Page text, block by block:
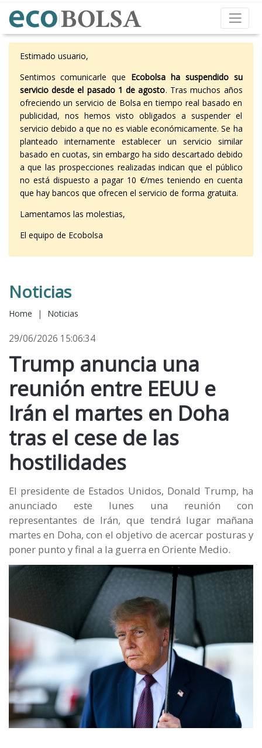
Estimado usuario,
Sentimos comunicarle que Ecobolsa ha suspendido su
servicio desde el pasado 1 de agosto. Tras muchos años
ofreciendo un servicio de Bolsa en tiempo real basado en
publicidad, nos hemos visto obligados a suspender el
servicio debido a que no es viable económicamente. Se ha
planteado internamente establecer un servicio similar
basado en cuotas, sin embargo ha sido descartado debido
a que las prospecciones realizadas indican que el público
no está dispuesto a pagar 10 €/mes teniendo en cuenta
que hay bancos que ofrecen el servicio de forma gratuita.
Lamentamos las molestias,
El equipo de Ecobolsa
Noticias
Home | Noticias
29/06/2026 15:06:34
Trump anuncia una
reunión entre EEUU e
Irán el martes en Doha
tras el cese de las
hostilidades
El presidente de Estados Unidos, Donald Trump, ha
anunciado este lunes una reunión con
representantes de Irán, que tendrá lugar mañana
martes en Doha, con el objetivo de acercar posturas y
poner punto y final a la guerra en Oriente Medio.